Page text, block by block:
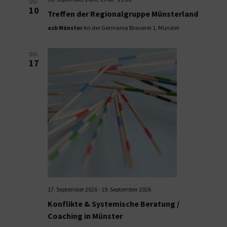
DO.
10 Treffen der Regionalgruppe Münsterland
asb MünsterAn der Germania Brauerei 1, Münster
DO.
17
17. September 2026- 19. September 2026
Konflikte & Systemische Beratung /
Coaching in Münster